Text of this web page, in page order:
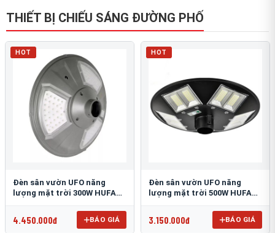
THIẾT BỊ CHIẾU SÁNG ĐƯỜNG PHỐ
HOT
Đèn sân vườn UFO năng
lượng mặt trời 300W HUFA
4.450.000đ BÁO GIÁ
HOT
Đèn sân vườn UFO năng
lượng mặt trời 500W HUFA
3.150.000đ BÁO GIÁ